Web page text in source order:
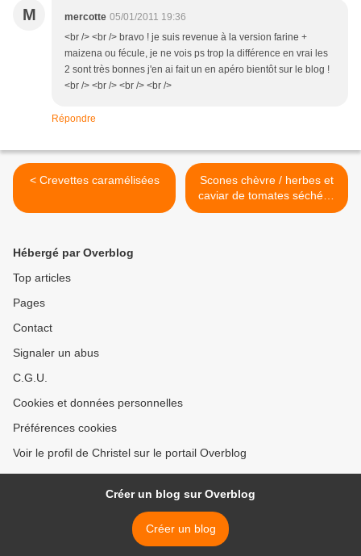
M mercotte 05/01/2011 19:36
<br /> <br /> bravo ! je suis revenue à la version farine +
maizena ou fécule, je ne vois ps trop la différence en vrai les
2 sont très bonnes j'en ai fait un en apéro bientôt sur le blog !
<br /> <br /> <br /> <br />
Répondre
< Crevettes caramélisées
Scones chèvre / herbes et
caviar de tomates séchées
>
Hébergé par Overblog
Top articles
Pages
Contact
Signaler un abus
C.G.U.
Cookies et données personnelles
Préférences cookies
Voir le profil de Christel sur le portail Overblog
Créer un blog sur Overblog
Créer un blog